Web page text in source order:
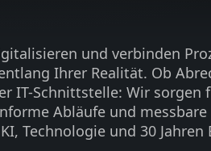
und verbinden
Ihrer Realität. Ob
IT-Schnittstelle: Wir sorgen
Abläufe und
Technologie und 30 Jahren